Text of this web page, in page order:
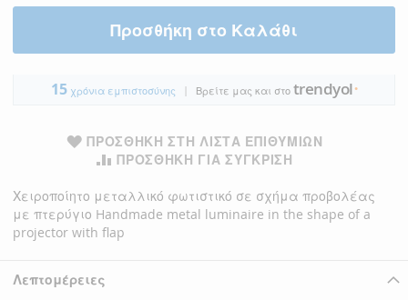
Προσθήκη στο Καλάθι
15χρόνια εμπιστοσύνης | Βρείτε μας και στο trendyol ●
ΠΡΟΣΘΉΚΗ ΣΤΗ ΛΊΣΤΑ ΕΠΙΘΥΜΙΏΝ
ΠΡΟΣΘΉΚΗ ΓΙΑ ΣΎΓΚΡΙΣΗ
Χειροποίητο μεταλλικό φωτιστικό σε σχήμα προβολέας
με πτερύγιο Handmade metal luminaire in the shape of a
projector with flap
Λεπτομέρειες